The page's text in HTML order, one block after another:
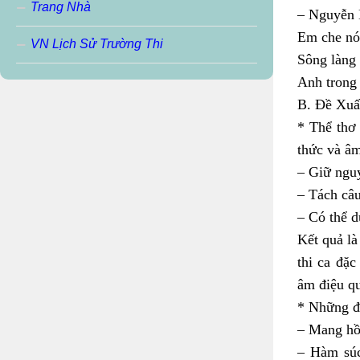
– Nguyễn
Em che
Sông
Anh
B. Đề
* Thể thơ
thức và
– Giữ
– Tách
– Có thể
Kết quả
thi ca
âm điệu
* Những
– Mang
– Hàm
Trang Nhà
VN Lịch Sử Trường Thi